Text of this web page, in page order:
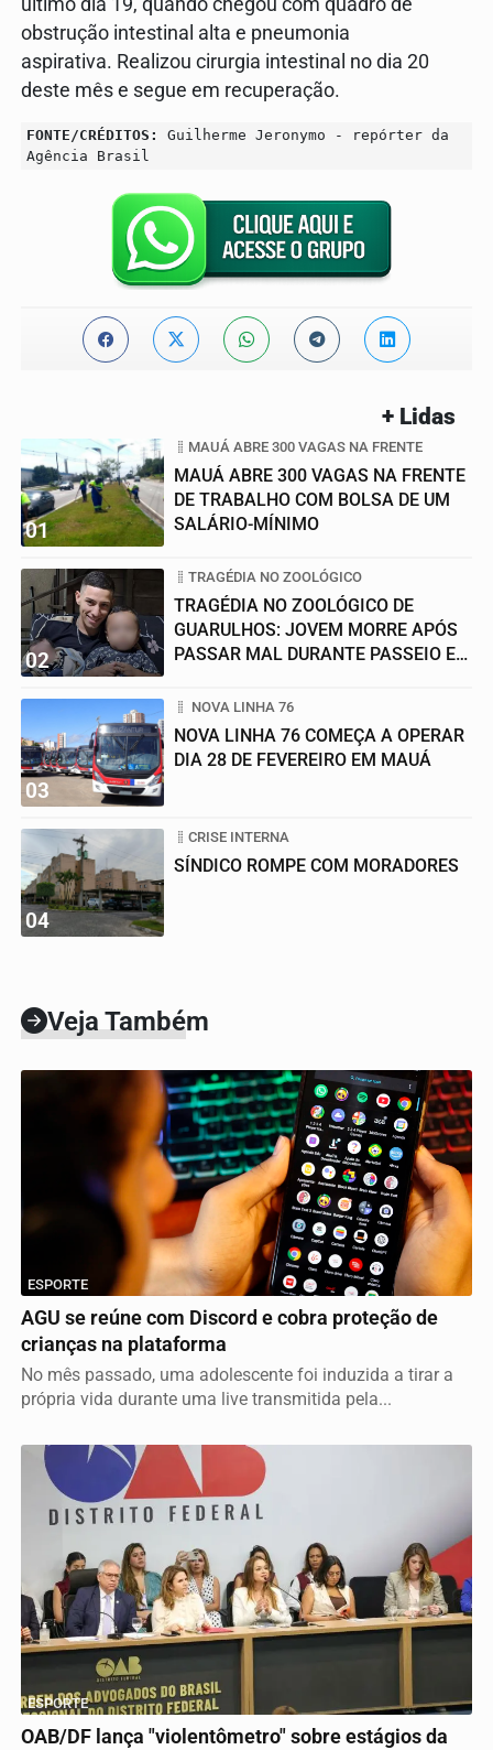
último dia 19, quando chegou com quadro de
obstrução intestinal alta e pneumonia
aspirativa. Realizou cirurgia intestinal no dia 20
deste mês e segue em recuperação.
FONTE/CRÉDITOS:
Guilherme Jeronymo - repórter da
Agência Brasil
+ Lidas
01
MAUÁ ABRE 300 VAGAS NA FRENTE
MAUÁ ABRE 300 VAGAS NA FRENTE
DE TRABALHO COM BOLSA DE UM
SALÁRIO-MÍNIMO
02
TRAGÉDIA NO ZOOLÓGICO
TRAGÉDIA NO ZOOLÓGICO DE
GUARULHOS: JOVEM MORRE APÓS
PASSAR MAL DURANTE PASSEIO EM
03
NOVA LINHA 76
NOVA LINHA 76 COMEÇA A OPERAR
DIA 28 DE FEVEREIRO EM MAUÁ
04
CRISE INTERNA
SÍNDICO ROMPE COM MORADORES
Veja Também
ESPORTE
AGU se reúne com Discord e cobra proteção de
crianças na plataforma
No mês passado, uma adolescente foi induzida a tirar a
própria vida durante uma live transmitida pela...
ESPORTE
OAB/DF lança "violentômetro" sobre estágios da